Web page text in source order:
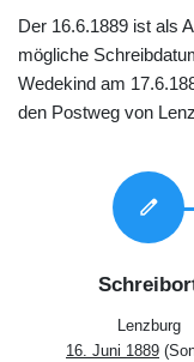
Der 16.6.1889 ist als
mögliche
Wedekind am
den Postweg von
edit
Lenzburg
16. Juni 1889